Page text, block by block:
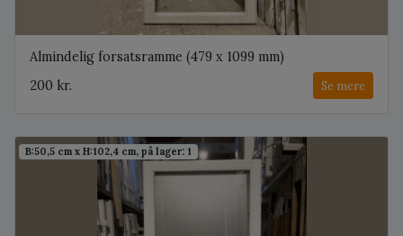
Almindelig forsatsramme (479 x 1099 mm)
200 kr.
Se mere
B:50,5 cm x H:102,4 cm, på lager: 1